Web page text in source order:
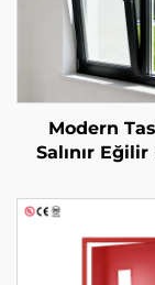
Modern
Salınır
Saplama
Ekstra İnce
Ses Yalıtımlı